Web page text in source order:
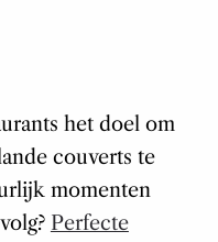
het doel om
couverts te
momenten
Perfecte